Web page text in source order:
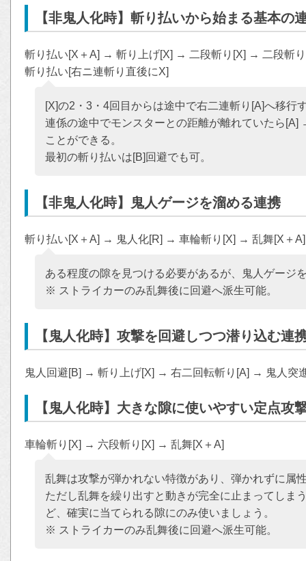
【非鬼人化時】斬り払いから始まる基本の
斬り払い[X＋A] → 斬り上げ[X] → 二段斬り[X] → 二段斬
斬り払い[右ニ連斬り直後にX]
[X]の2・3・4回目からは途中で右二連斬り[A]へ移行
連係の途中でモンスターとの距離が離れていたら
ことができる。
最初の斬り払いは[B]回避でも可。
【非鬼人化時】鬼人ゲージを溜める連携
斬り払い[X＋A] → 鬼人化[R] → 車輪斬り[X] → 乱舞[X＋
ある程度の隙を見つける必要があるが、鬼人ゲージ
※ ストライカーのみ乱舞後に回避へ派生可能。
【鬼人化時】攻撃を回避しつつ潜り込む連
鬼人回避[B] → 斬り上げ[X] → 右二回転斬り[A] → 鬼人突
【鬼人化時】大きな隙に使いやすい定点攻
車輪斬り[X] → 六段斬り[X] → 乱舞[X＋A]
乱舞は攻撃が弾かれない特徴があり、弾かれずに属
ただし乱舞を繰り出すと動きが完全に止まってしま
ど、確実に当てられる隙にのみ使いましょう。
※ ストライカーのみ乱舞後に回避へ派生可能。